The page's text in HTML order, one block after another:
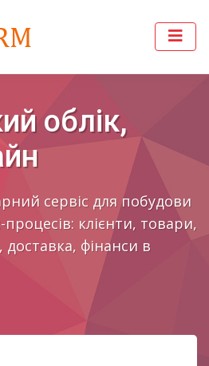
облік,
сервіс для побудови
клієнти, товари,
фінанси в